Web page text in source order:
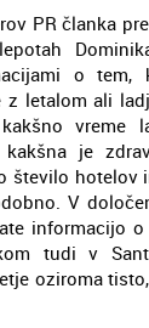
PR članka
o
z letalom ali
vreme
je
število hotelov
V
informacijo
tudi v
oziroma